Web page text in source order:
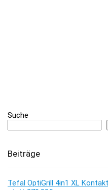
Suche
Beiträge
Tefal OptiGrill 4in1 XL